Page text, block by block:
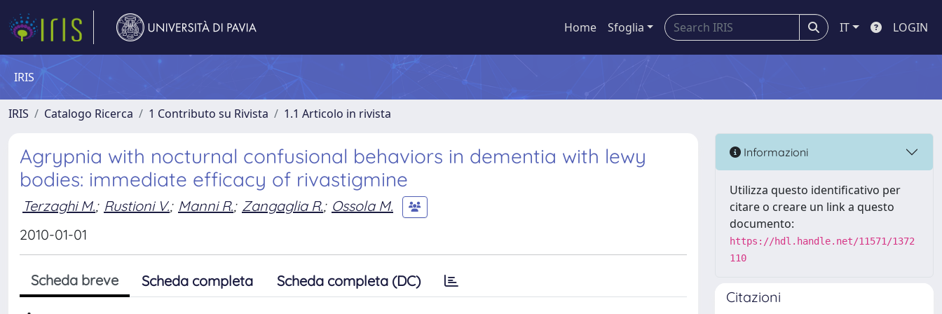
Home Sfoglia IT LOGIN
IRIS
IRIS Catalogo Ricerca 1 Contributo su Rivista 1.1 Articolo in rivista
Agrypnia with nocturnal confusional behaviors in dementia with lewy
bodies: immediate efficacy of rivastigmine
Terzaghi M.; Rustioni V.; Manni R.; Zangaglia R.; Ossola M.
2010-01-01
Scheda breve Scheda completa Scheda completa (DC)
Informazioni
Utilizza questo identificativo per
citare o creare un link a questo
documento:
https://hdl.handle.net/11571/1372
110
Citazioni